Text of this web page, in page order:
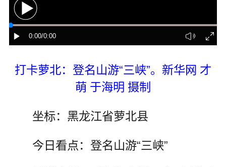
打卡萝北：登名山游“三峡”。新华网 才
萌 于海明 摄制
坐标：黑龙江省萝北县
今日看点：登名山游“三峡”